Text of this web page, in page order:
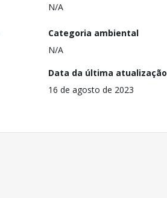
N/A
Categoria ambiental
N/A
Data da última atualização
16 de agosto de 2023